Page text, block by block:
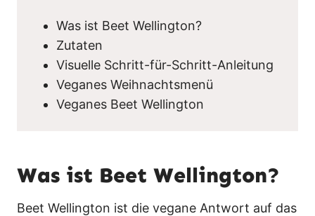
Was ist Beet Wellington?
Zutaten
Visuelle Schritt-für-Schritt-Anleitung
Veganes Weihnachtsmenü
Veganes Beet Wellington
Was ist Beet Wellington?
Beet Wellington ist die vegane Antwort auf das